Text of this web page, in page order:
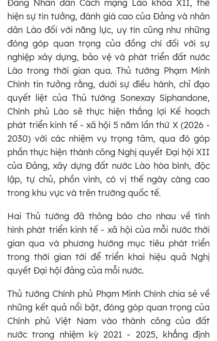
Đảng Nhân dân Cách mạng Lào khóa XII, thể
hiện sự tin tưởng, đánh giá cao của Đảng và nhân
dân Lào đối với năng lực, uy tín cũng như những
đóng góp quan trọng của đồng chí đối với sự
nghiệp xây dựng, bảo vệ và phát triển đất nước
Lào trong thời gian qua. Thủ tướng Phạm Minh
Chính tin tưởng rằng, dưới sự điều hành, chỉ đạo
quyết liệt của Thủ tướng Sonexay Siphandone,
Chính phủ Lào sẽ thực hiện thắng lợi Kế hoạch
phát triển kinh tế - xã hội 5 năm lần thứ X (2026 -
2030) với các nhiệm vụ trọng tâm, qua đó góp
phần thực hiện thành công Nghị quyết Đại hội XII
của Đảng, xây dựng đất nước Lào hòa bình, độc
lập, tự chủ, phồn vinh, có vị thế ngày càng cao
trong khu vực và trên trường quốc tế.
Hai Thủ tướng đã thông báo cho nhau về tình
hình phát triển kinh tế - xã hội của mỗi nước thời
gian qua và phương hướng mục tiêu phát triển
trong thời gian tới để triển khai hiệu quả Nghị
quyết Đại hội đảng của mỗi nước.
Thủ tướng Chính phủ Phạm Minh Chính chia sẻ về
những kết quả nổi bật, đóng góp quan trọng của
Chính phủ Việt Nam vào thành công của đất
nước trong nhiệm kỳ 2021 - 2025, khẳng định